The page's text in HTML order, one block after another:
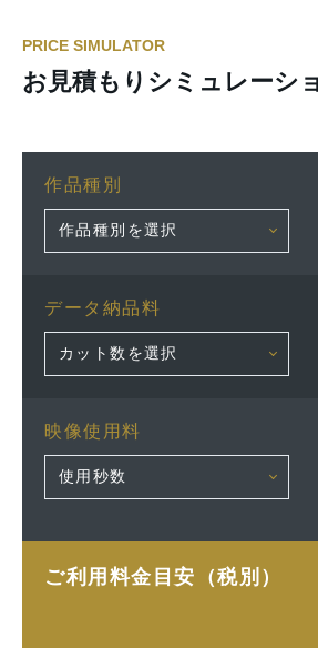
PRICE SIMULATOR
お見積もりシミュレーシ
作品種別
データ納品料
映像使用料
ご利用料金目安（税別）